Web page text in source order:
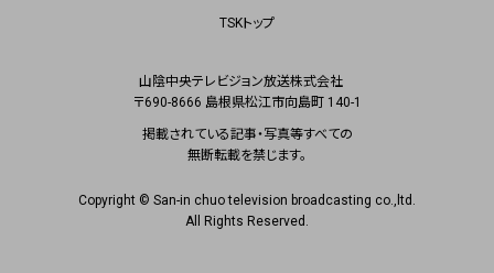
TSKトップ
山陰中央テレビジョン放送株式会社
〒690-8666 島根県松江市向島町 140-1
掲載されている記事・写真等すべての
無断転載を禁じます。
Copyright © San-in chuo television broadcasting co.,ltd.
All Rights Reserved.